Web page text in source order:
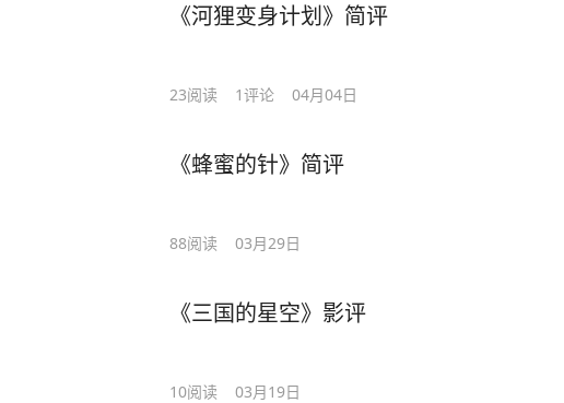
《河狸变身计划》简评
23阅读 1评论 04月04日
《蜂蜜的针》简评
88阅读 03月29日
《三国的星空》影评
10阅读 03月19日